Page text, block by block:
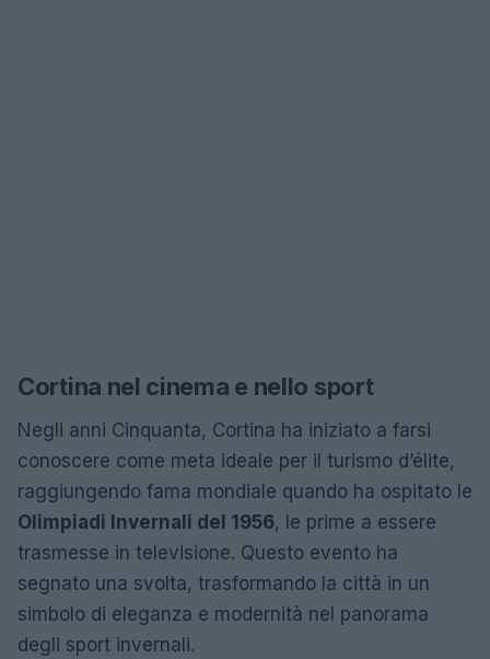
Cortina nel cinema e nello sport
Negli anni Cinquanta, Cortina ha iniziato a farsi
conoscere come meta ideale per il turismo d’élite,
raggiungendo fama mondiale quando ha ospitato le
Olimpiadi Invernali del 1956, le prime a essere
trasmesse in televisione. Questo evento ha
segnato una svolta, trasformando la città in un
simbolo di eleganza e modernità nel panorama
degli sport invernali.